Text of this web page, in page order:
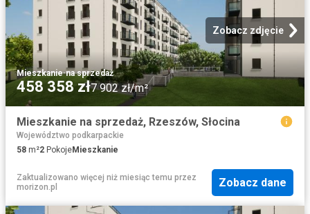
Zobacz zdjęcie
Mieszkanie·na sprzedaż
458 358 zł7 902 zł/m²
Mieszkanie na sprzedaż, Rzeszów, Słocina
Województwo podkarpackie
58 m²2 PokojeMieszkanie
Zaktualizowano więcej niż miesiąc temu przez
morizon.pl
Zobacz dane